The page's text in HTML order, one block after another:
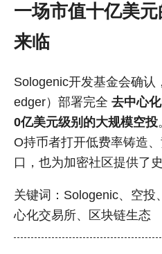
一场市值十亿美
来临
Sologenic开发基金会确认
edger）部署完全 去中心
0亿美元级别的大规模空投
O持币者打开低费率铸造
口，也为加密社区提供了
关键词：Sologenic、空投
心化交易所、区块链生态